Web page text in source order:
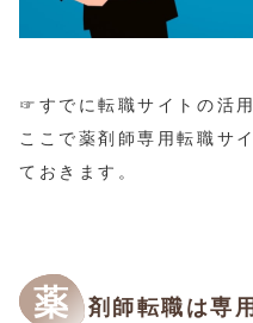
☞すでに転職サイトの活
ここで薬剤師専用転職サ
ておきます。
薬 剤師転職は専